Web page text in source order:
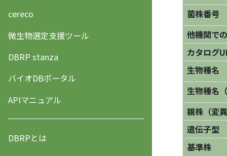
cereco
微生物選定支援ツール
DBRP stanza
バイオDBポータル
APIマニュアル
DBRPとは
菌株番号
他機関で
カタログ
生物種名
生物種名
親株（変
遺伝子型
基準株